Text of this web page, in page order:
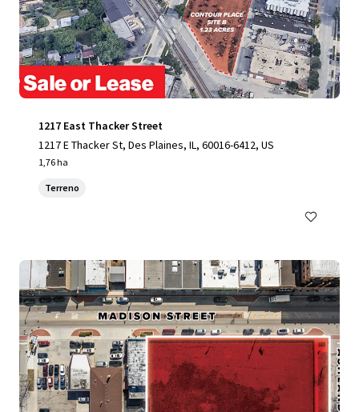
1217 East Thacker Street
1217 E Thacker St, Des Plaines, IL, 60016-6412, US
1,76 ha
Terreno